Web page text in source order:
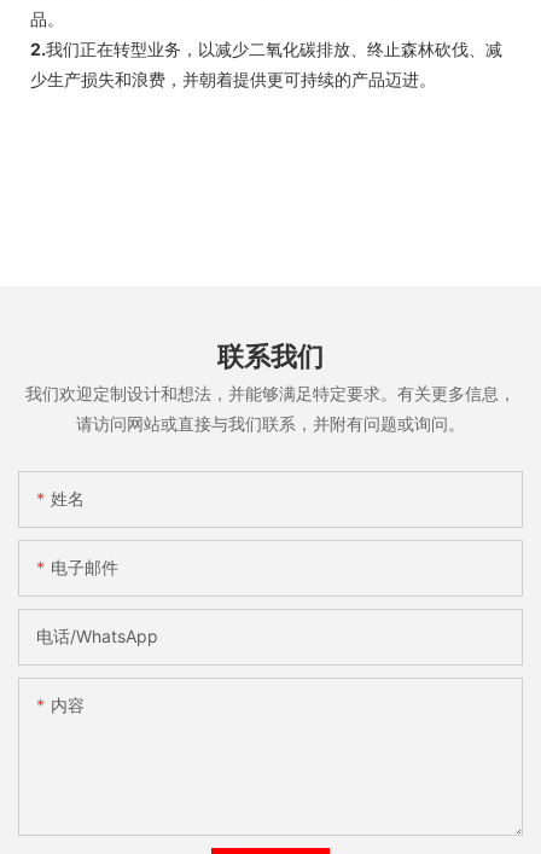
品。
2.我们正在转型业务，以减少二氧化碳排放、终止森林砍伐、减
少生产损失和浪费，并朝着提供更可持续的产品迈进。
联系我们
我们欢迎定制设计和想法，并能够满足特定要求。有关更多信息，
请访问网站或直接与我们联系，并附有问题或询问。
姓名
电子邮件
电话/WhatsApp
内容